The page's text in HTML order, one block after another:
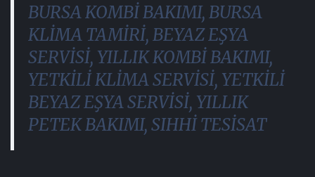
BURSA KOMBİ BAKIMI, BURSA
KLİMA TAMİRİ, BEYAZ EŞYA
SERVİSİ, YILLIK KOMBİ BAKIMI,
YETKİLİ KLİMA SERVİSİ, YETKİLİ
BEYAZ EŞYA SERVİSİ, YILLIK
PETEK BAKIMI, SIHHİ TESİSAT